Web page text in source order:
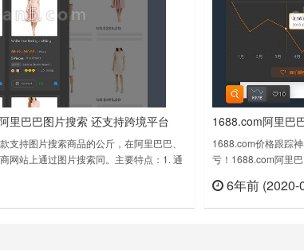
里巴巴图片搜索 还支持跨境平台
持图片搜索商品的公斤，在阿里巴巴、
网站上通过图片搜索同。主要特点：1. 通
国货币3. 复制链接，分享给您的朋友4.
在……
1688.com阿里巴
1688.com价格跟踪
亏！1688.com阿里
索。✔ 价格历史记录
真假折扣，抄底购
6年前 (2020-